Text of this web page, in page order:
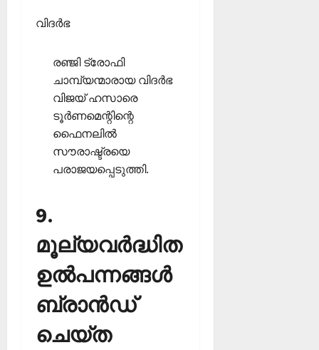
വിദര്‍ഭ
രഞ്ജി ട്രോഫി
ചാമ്പ്യന്മാരായ വിദര്‍ഭ
വിജയ് ഹസാരെ
ടൂര്‍ണമെന്റിന്റെ
ഫൈനലില്‍
സൗരാഷ്ട്രയെ
പരാജയപ്പെടുത്തി.
9.
മൂല്യവര്‍ദ്ധിത
ഉല്‍പന്നങ്ങള്‍
ബ്രാന്‍ഡ്
ചെയ്ത